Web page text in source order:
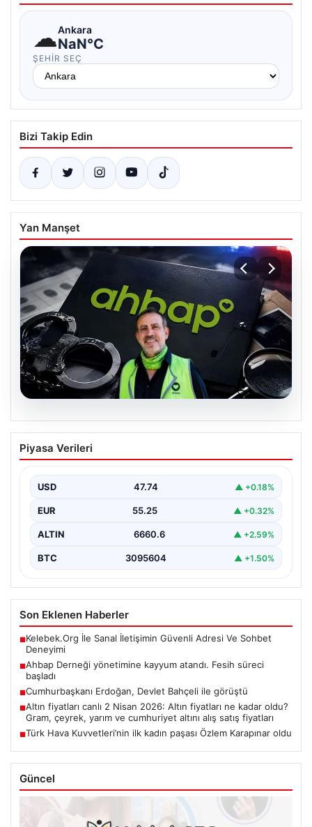
☁Ankara
NaN°C
ŞEHIR SEÇ
Bizi Takip Edin
Yan Manşet
07.08.2026
Ahbap Derneği yönetimine kayyum
atandı. Fesih süreci başladı
Piyasa Verileri
USD 47.74 ▲ +0.18%
EUR 55.25 ▲ +0.32%
ALTIN 6660.6 ▲ +2.59%
BTC 3095604 ▲ +1.50%
Son Eklenen Haberler
■Kelebek.Org İle Sanal İletişimin Güvenli Adresi Ve Sohbet
Deneyimi
■Ahbap Derneği yönetimine kayyum atandı. Fesih süreci
başladı
■Cumhurbaşkanı Erdoğan, Devlet Bahçeli ile görüştü
■Altın fiyatları canlı 2 Nisan 2026: Altın fiyatları ne kadar oldu?
Gram, çeyrek, yarım ve cumhuriyet altını alış satış fiyatları
■Türk Hava Kuvvetleri’nin ilk kadın paşası Özlem Karapınar oldu
Güncel